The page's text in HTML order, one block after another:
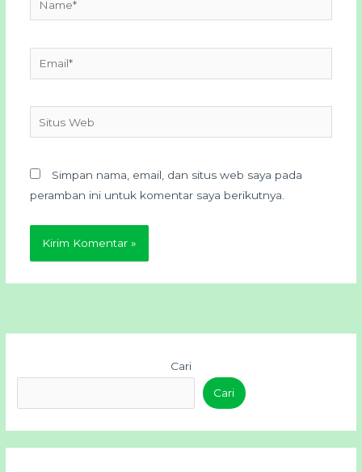
Cari
Cari
Situs
Web
Simpan nama, email, dan situs web saya pada
peramban ini untuk komentar saya berikutnya.